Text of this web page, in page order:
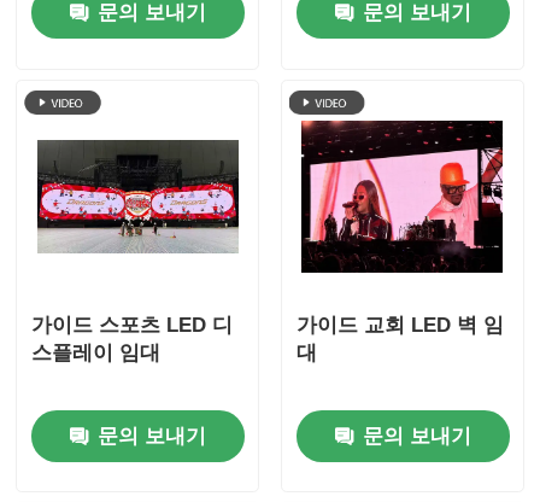
문의 보내기 문의 보내기
가이드 스포츠 LED 디
스플레이 임대
문의 보내기
가이드 교회 LED 벽 임
대
문의 보내기